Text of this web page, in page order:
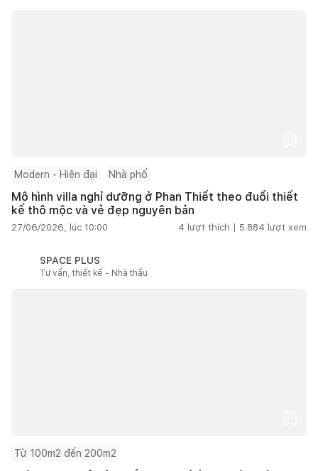
Modern - Hiện đại Nhà phố
Mô hình villa nghỉ dưỡng ở Phan Thiết theo đuổi thiết
kế thô mộc và vẻ đẹp nguyên bản
27/06/2026, lúc 10:00 4 lượt thích | 5.884 lượt xem
SPACE PLUS
Tư vấn, thiết kế - Nhà thầu
Từ 100m2 đến 200m2